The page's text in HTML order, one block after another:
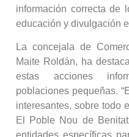
información correcta
educación y divulgación
La concejala de
Maite Roldán, ha
estas acciones
poblaciones pequeñas.
interesantes, sobre todo
El Poble Nou de
entidades específicas